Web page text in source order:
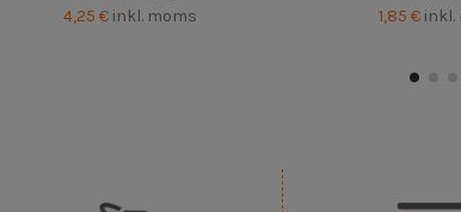
4,25 € inkl. moms
1,85 € inkl.